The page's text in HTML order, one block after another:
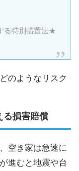
る特別措置法★
のようなリスク
る損害賠償
空き家は急速に
進むと地震や台